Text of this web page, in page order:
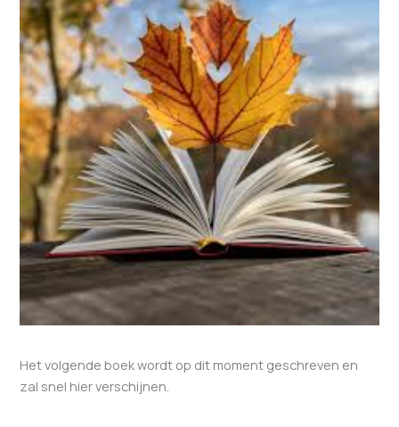
Het volgende boek wordt op dit moment geschreven en
zal snel hier verschijnen.